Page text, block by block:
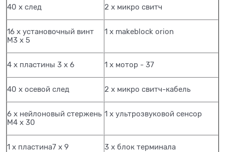
40 х след 2 х микро свитч
16 х установочный винт
М3 х 5
1 х makeblock orion
4 х пластины 3 х 6 1 х мотор - 37
40 х осевой след 2 х микро свитч-кабель
6 х нейлоновый стержень
М4 х 30
1 х ультрозвуковой сенсор
1 х пластина7 х 9 3 х блок терминала